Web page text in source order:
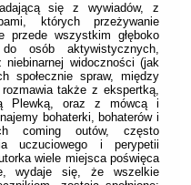
się z wywiadów, z
których przeżywanie
przede wszystkim głęboko
osób aktywistycznych,
niebinarnej widoczności (jak
społecznie spraw, między
także z ekspertką,
Plewką, oraz z mówcą i
bohaterki, bohaterów i
coming outów, często
uczuciowego i perypetii
wiele miejsca poświęca
wydaje się, że wszelkie